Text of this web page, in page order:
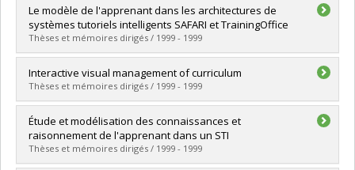
Graduate :Demers, Francis
Cycle :Master's
Grade :M. Sc.
Lien vers le document dans Papyrus
Le modèle de l'apprenant dans les architectures de
systèmes tutoriels intelligents SAFARI et TrainingOffice
Thèses et mémoires dirigés / 1999 - 1999
Graduate :Dufour, Claude
Cycle : Master's
Grade :M. Sc.
Lien vers le document dans Papyrus
Interactive visual management of curriculum
Thèses et mémoires dirigés / 1999 - 1999
Graduate :Guo, Ruibiao
Cycle :Doctoral
Grade :Ph. D.
Lien vers le document dans Papyrus
Étude et modélisation des connaissances et
raisonnement de l'apprenant dans un STI
Thèses et mémoires dirigés / 1999 - 1999